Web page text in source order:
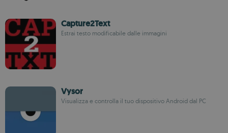
Capture2Text
Estrai testo modificabile dalle immagini
Vysor
Visualizza e controlla il tuo dispositivo Android dal PC